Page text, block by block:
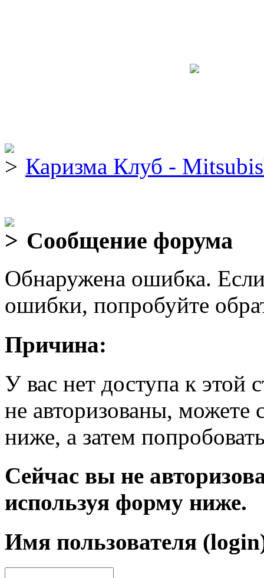
Каризма Клуб -
Сообщение форума
Обнаружена ошибка.
ошибки, попробуйте
Причина:
У вас нет доступа к
не авторизованы, можете
ниже, а затем
Сейчас вы не
используя форму ниже.
Имя пользователя